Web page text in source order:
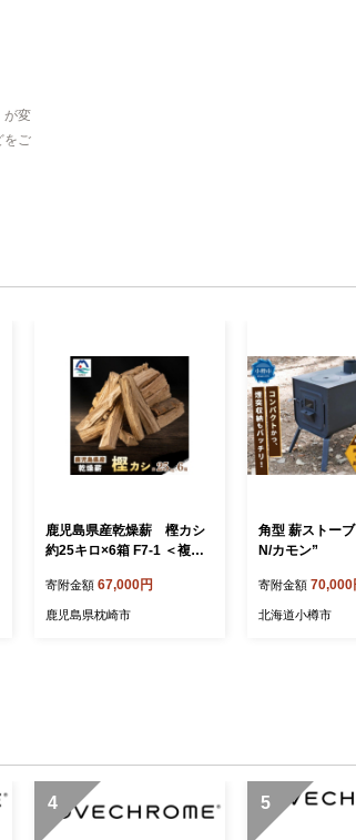
が変
をご
鹿児島県産乾燥薪 樫カシ
約25キロ×6箱 F7-1 ＜複数
アウトドア キャンプ ピザ
ボイラー 自然 火 炎 燃料 焚
寄附金額 67,000円
鹿児島県枕崎市
角型 薪ストー
N/カモン”
寄附金額 70,000
北海道小樽市
4 5